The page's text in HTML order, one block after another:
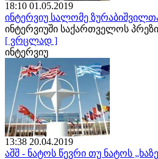
18:10 01.05.2019
ინტერვიუ სალომე
ინტერვიუში საქართველოს
[ ვრცლად ]
ინტერვიუ
13:38 20.04.2019
აშშ - ნატოს წევრი თუ ნატოს